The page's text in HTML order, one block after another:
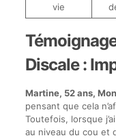
vie
Discale :
Martine, 52 ans,
pensant que cela
Toutefois, lorsque
au niveau du cou et